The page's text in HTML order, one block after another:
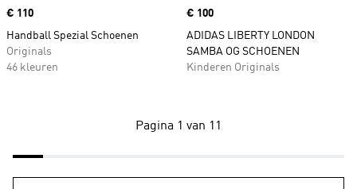
Price
€ 110
Handball Spezial Schoenen
Originals
46 kleuren
Price
€ 100
ADIDAS LIBERTY LONDON
SAMBA OG SCHOENEN
Kinderen Originals
Pagina 1 van 11